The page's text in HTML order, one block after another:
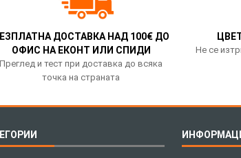
ДОСТАВКА НАД 100€ ДО
ОФИС НА ЕКОНТ ИЛИ СПИДИ
Преглед и тест при доставка до всяка
точка на страната
Не се